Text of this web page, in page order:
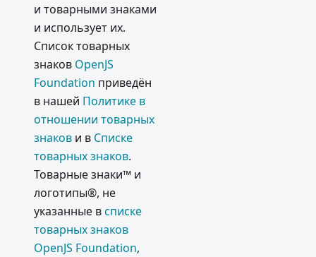
и товарными знаками
и использует их.
Список товарных
знаков OpenJS
Foundation приведён
в нашей Политике в
отношении товарных
знаков и в Списке
товарных знаков.
Товарные знаки™ и
логотипы®, не
указанные всписке
товарных знаков
OpenJS Foundation,